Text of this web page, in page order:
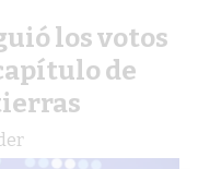
los votos
de